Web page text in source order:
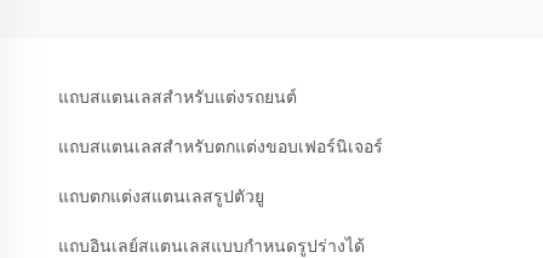
แถบสแตนเลสสำหรับแต่งรถยนต์
แถบสแตนเลสสำหรับตกแต่งขอบเฟอร์นิเจอร์
แถบตกแต่งสแตนเลสรูปตัวยู
แถบอินเลย์สแตนเลสแบบกำหนดรูปร่างได้